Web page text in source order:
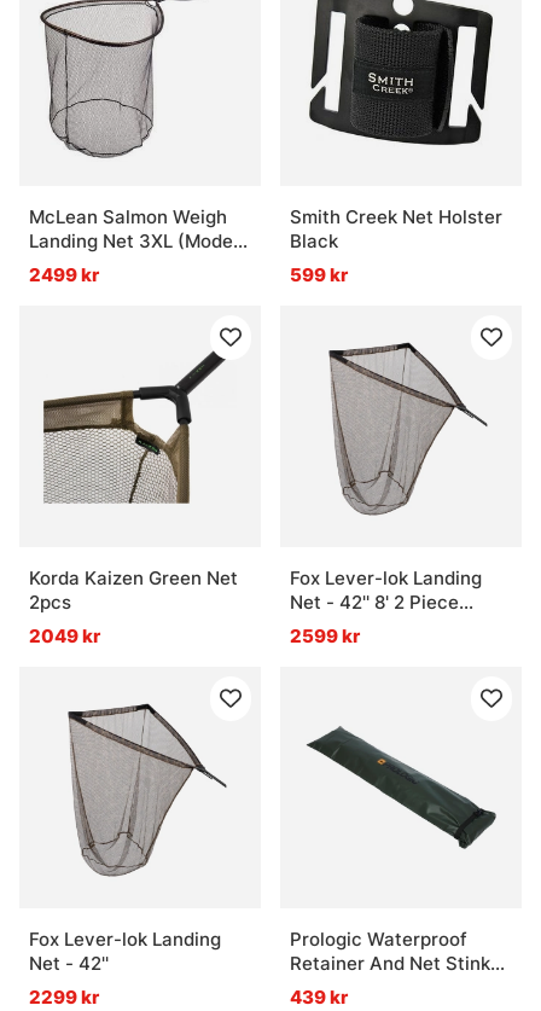
McLean Salmon Weigh
Landing Net 3XL (Model
R141)
2499 kr
Smith Creek Net Holster
Black
599 kr
Korda Kaizen Green Net
2pcs
2049 kr
Fox Lever-lok Landing
Net - 42'' 8' 2 Piece
handle
2599 kr
Fox Lever-lok Landing
Net - 42''
2299 kr
Prologic Waterproof
Retainer And Net Stink
Bag
439 kr